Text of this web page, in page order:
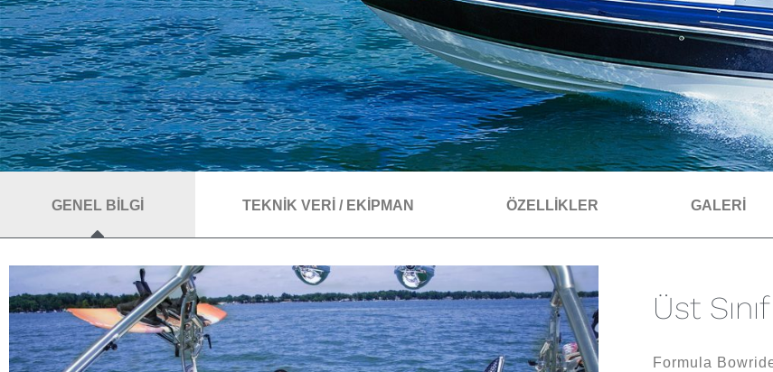
GENEL BİLGİ TEKNİK VERİ / EKİPMAN ÖZELLİKLER GALERİ
Üst
Formula